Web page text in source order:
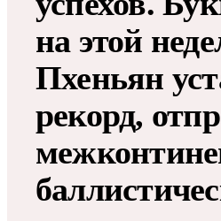
на этой
Пхеньян
рекорд,